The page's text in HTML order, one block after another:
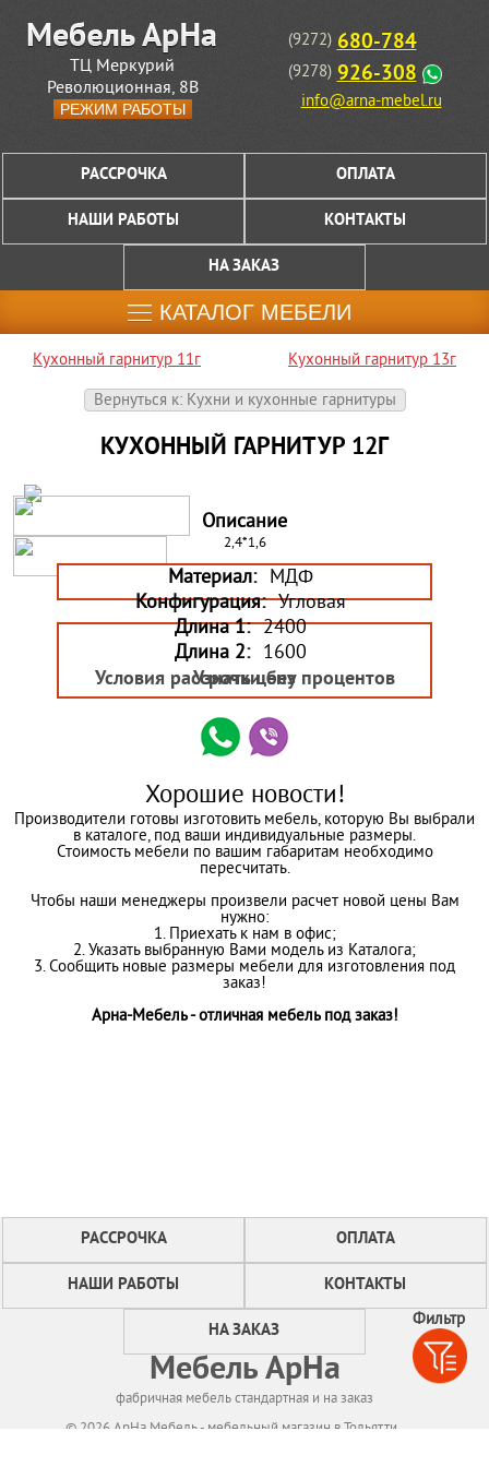
Фильтр
ТЦ Меркурий
Революционная, 8В
РЕЖИМ РАБОТЫ
(9272) 680-784
(9278) 926-308
info@arna-mebel.ru
РАССРОЧКА ОПЛАТА
НАШИ РАБОТЫ КОНТАКТЫ
НА ЗАКАЗ
КАТАЛОГ МЕБЕЛИ
Кухонный гарнитур 11г
Кухонный гарнитур 13г
Вернуться к: Кухни и кухонные гарнитуры
КУХОННЫЙ ГАРНИТУР 12Г
Описание
2,4*1,6
Материал: МДФ
Конфигурация: Угловая
Длина 1: 2400
Длина 2: 1600
Узнать цену
Условия рассрочки без процентов
Хорошие новости!
Производители готовы изготовить мебель, которую Вы выбрали
в каталоге, под ваши индивидуальные размеры.
Стоимость мебели по вашим габаритам необходимо
пересчитать.
Чтобы наши менеджеры произвели расчет новой цены Вам
нужно:
1. Приехать к нам в офис;
2. Указать выбранную Вами модель из Каталога;
3. Сообщить новые размеры мебели для изготовления под
заказ!
Арна-Мебель - отличная мебель под заказ!
РАССРОЧКА ОПЛАТА
НАШИ РАБОТЫ КОНТАКТЫ
НА ЗАКАЗ
Мебель АрНа
фабричная мебель стандартная и на заказ
© 2026 АрНа Мебель - мебельный магазин в Тольятти